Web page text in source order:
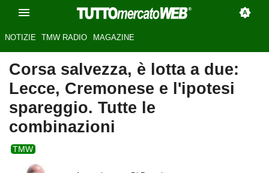
NOTIZIE TMW RADIO MAGAZINE
Corsa salvezza, è lotta a due:
Lecce, Cremonese e l'ipotesi
spareggio. Tutte le
combinazioni
TMW